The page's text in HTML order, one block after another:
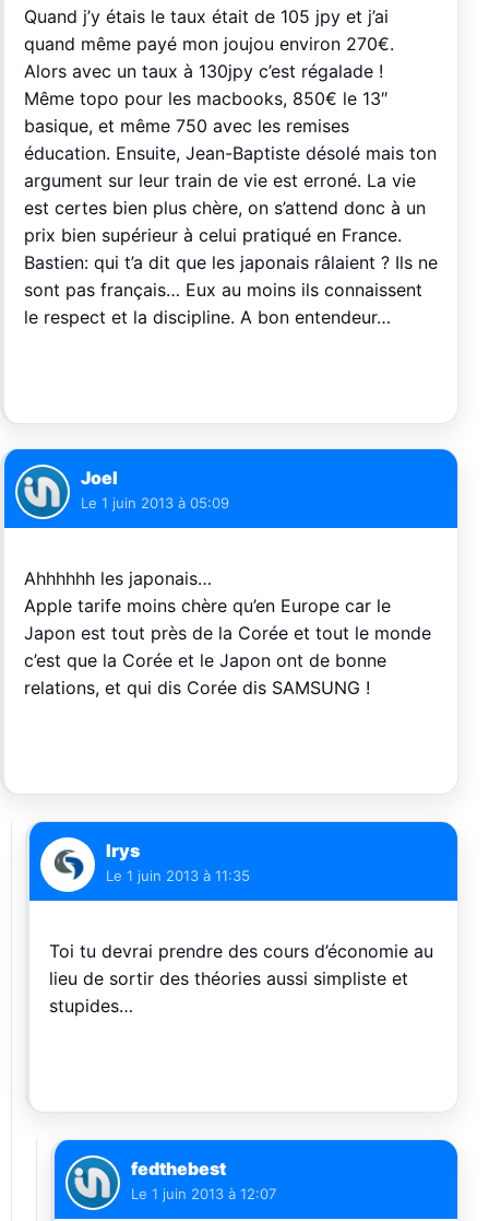
Quand j’y étais le taux était de 105 jpy et j’ai
quand même payé mon joujou environ 270€.
Alors avec un taux à 130jpy c’est régalade !
Même topo pour les macbooks, 850€ le 13″
basique, et même 750 avec les remises
éducation. Ensuite, Jean-Baptiste désolé mais ton
argument sur leur train de vie est erroné. La vie
est certes bien plus chère, on s’attend donc à un
prix bien supérieur à celui pratiqué en France.
Bastien: qui t’a dit que les japonais râlaient ? Ils ne
sont pas français… Eux au moins ils connaissent
le respect et la discipline. A bon entendeur…
Joel
Le 1 juin 2013 à 05:09
Ahhhhhh les japonais…
Apple tarife moins chère qu’en Europe car le
Japon est tout près de la Corée et tout le monde
c’est que la Corée et le Japon ont de bonne
relations, et qui dis Corée dis SAMSUNG !
Irys
Le 1 juin 2013 à 11:35
Toi tu devrai prendre des cours d’économie au
lieu de sortir des théories aussi simpliste et
stupides…
fedthebest
Le 1 juin 2013 à 12:07